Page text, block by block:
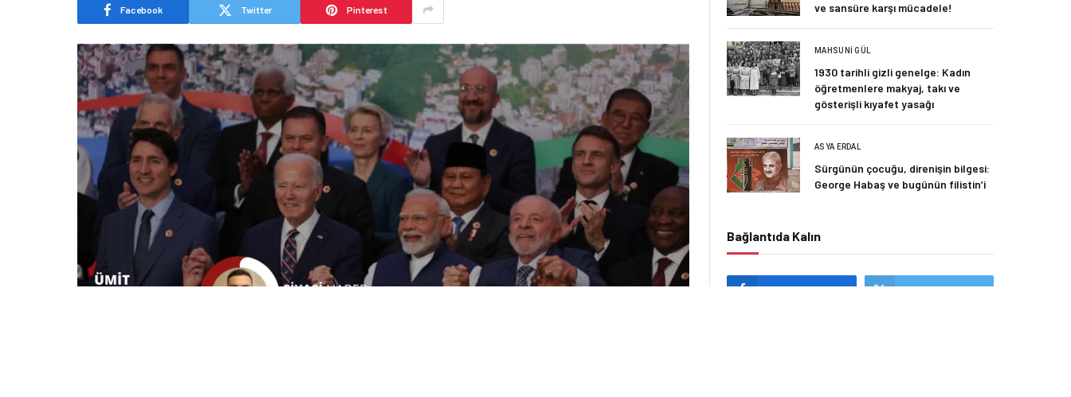
Facebook Twitter Pinterest
ve sansüre karşı mücadele!
MAHSUNI GÜL
1930 tarihli gizli genelge: Kadın
öğretmenlere makyaj, takı ve
gösterişli kıyafet yasağı
ASYA ERDAL
Sürgünün çocuğu, direnişin bilgesi:
George Habaş ve bugünün filistin’i
Bağlantıda Kalın
Facebook Twitter